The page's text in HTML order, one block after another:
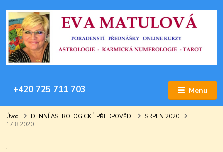
Menu
+420 725 711 703
Úvod DENNÍ ASTROLOGICKÉ PŘEDPOVĚDI
SRPEN 2020
17.8.2020
.